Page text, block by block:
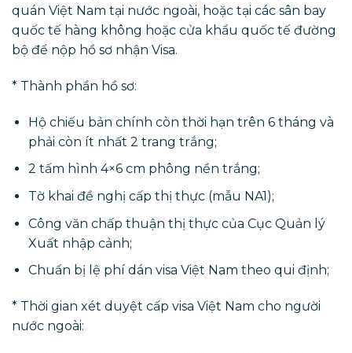
quán Việt Nam tại nước ngoài, hoặc tại các sân bay
quốc tế hàng không hoặc cửa khẩu quốc tế đường
bộ để nộp hồ sơ nhận Visa.
* Thành phần hồ sơ:
Hộ chiếu bản chính còn thời hạn trên 6 tháng và
phải còn ít nhất 2 trang trắng;
2 tấm hình 4×6 cm phông nền trắng;
Tờ khai đề nghị cấp thị thực (mẫu NA1);
Công văn chấp thuận thị thực của Cục Quản lý
Xuất nhập cảnh;
Chuẩn bị lệ phí dán visa Việt Nam theo qui định;
* Thời gian xét duyệt cấp visa Việt Nam cho người
nước ngoài: